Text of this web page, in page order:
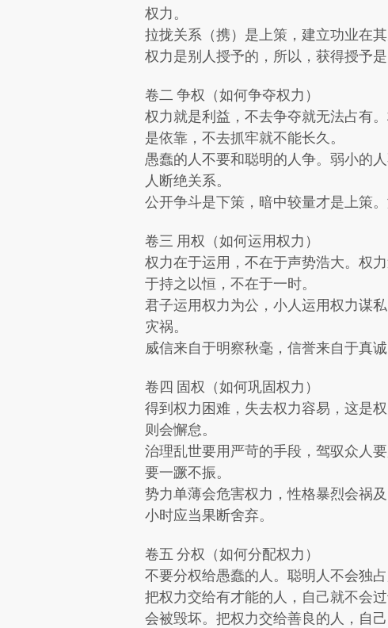
权力。
拉拢关系（携）是上策，建立功业在
权力是别人授予的，所以，获得授予是
卷二 争权（如何争夺权力）
权力就是利益，不去争夺就无法占有
是依靠，不去抓牢就不能长久。
愚蠢的人不要和聪明的人争。弱小的
人断绝关系。
公开争斗是下策，暗中较量才是上策
卷三 用权（如何运用权力）
权力在于运用，不在于声势浩大。权
于持之以恒，不在于一时。
君子运用权力为公，小人运用权力谋
灾祸。
威信来自于明察秋毫，信誉来自于真诚
卷四 固权（如何巩固权力）
得到权力困难，失去权力容易，这是
则会懈怠。
治理乱世要用严苛的手段，驾驭众人
要一蹶不振。
势力单薄会危害权力，性格暴烈会祸
小时应当果断舍弃。
卷五 分权（如何分配权力）
不要分权给愚蠢的人。聪明人不会独占
把权力交给有才能的人，自己就不会
会被毁坏。把权力交给善良的人，自己